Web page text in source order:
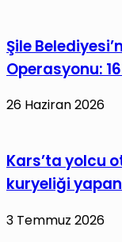
Şile
Operasyonu:
26 Haziran 2026
Kars’ta yolcu
kuryeliği
3 Temmuz 2026